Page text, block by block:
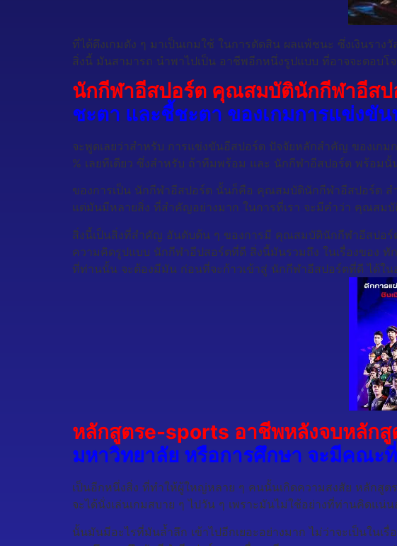
ที่ได้ดึงเกมดัง ๆ มาเป็นเกมใช้ ในการตัดสิน ผลแพ้ชนะ ซึ่งเงินร
สิ่งนี้ มันสามารถ นำพาไปเป็น อาชีพอีกหนึ่งรูปแบบ ที่อาจจะตอบ
นักกีฬาอีสปอร์ต คุณสมบัตินักกีฬาอีสป
ชะตา และชี้ชะตา ของเกมการแข่งขัน
จะพูดเลยว่าสำหรับ การแข่งขันอีสปอร์ต ปัจจัยหลักสำคัญ ของเกม
% เลยทีเดียว ซึ่งสำหรับ ถ้าทีมพร้อม และ นักกีฬาอีสปอร์ต พร้อม
ของการเป็น นักกีฬาอีสปอร์ต นั้นก็คือ คุณสมบัตินักกีฬาอีสปอร์ต ส
แต่มันมีหลายสิ่ง ที่สำคัญอย่างมาก ในการที่เรา จะมีคำว่า คุณสม
สิ่งนี้เป็นสิ่งที่สำคัญ อันดับต้น ๆ ของการมี คุณสมบัตินักกีฬาอีสปอร์
ความคิดรูปแบบ นักกีฬาอีปสอร์ตที่ดี สิ่งนี้มันรวมถึง ในเรื่องของ ทั
ที่ท่านนั้น จะต้องมีมัน ก่อนที่จะก้าวเข้าสู่ นักกีฬาอีสปอร์ตที่ดี ได้ใ
หลักสูตรe-sports อาชีพหลังจบหลัก
มหาวิทยาลัย หรือการศึกษา จะมีคณะ
เป็นอีกหนึ่งสิ่ง ที่ทำให้ผู้ใหญ่หลาย ๆ คนนั้นเกิดความสงสัย หลักสู
จะได้นั่งเล่นเกมสบาย ๆ ไปวัน ๆ เพราะมันไม่ใช้อย่างที่ท่านคิด
นั้นมันมีอะไรที่มันล้ำลึก เข้าไปอีกเยอะอย่างมาก ไม่ว่าจะเป็นใน